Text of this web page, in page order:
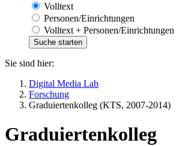
Volltext
Personen/Einrichtungen
Volltext + Personen/Einrichtungen
Sie sind hier:
Digital Media Lab
Forschung
Graduiertenkolleg (KTS, 2007-2014)
Graduiertenkolleg